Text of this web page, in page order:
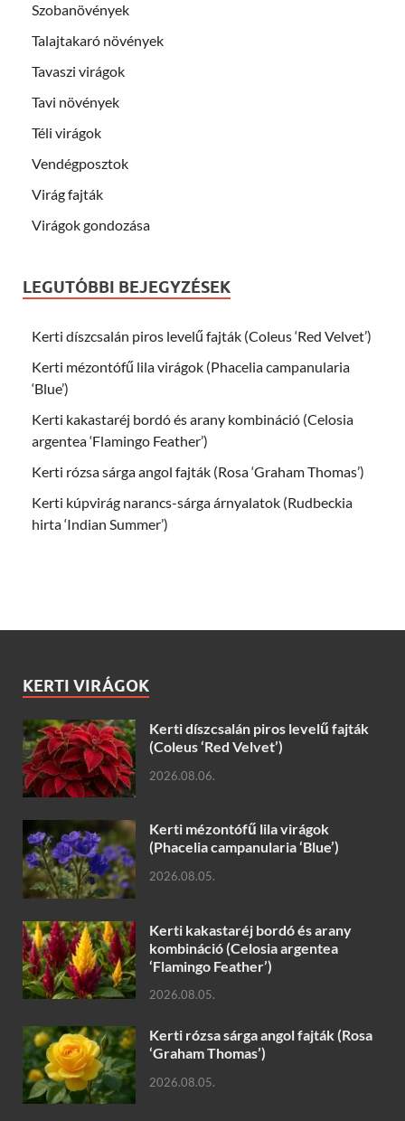
Szobanövények
Talajtakaró növények
Tavaszi virágok
Tavi növények
Téli virágok
Vendégposztok
Virág fajták
Virágok gondozása
LEGUTÓBBI BEJEGYZÉSEK
Kerti díszcsalán piros levelű fajták (Coleus ‘Red Velvet’)
Kerti mézontófű lila virágok (Phacelia campanularia
‘Blue’)
Kerti kakastaréj bordó és arany kombináció (Celosia
argentea ‘Flamingo Feather’)
Kerti rózsa sárga angol fajták (Rosa ‘Graham Thomas’)
Kerti kúpvirág narancs-sárga árnyalatok (Rudbeckia
hirta ‘Indian Summer’)
KERTI VIRÁGOK
Kerti díszcsalán piros levelű fajták
(Coleus ‘Red Velvet’)
2026.08.06.
Kerti mézontófű lila virágok
(Phacelia campanularia ‘Blue’)
2026.08.05.
Kerti kakastaréj bordó és arany
kombináció (Celosia argentea
‘Flamingo Feather’)
2026.08.05.
Kerti rózsa sárga angol fajták (Rosa
‘Graham Thomas’)
2026.08.05.